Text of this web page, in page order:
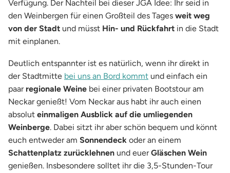
Verfügung. Der Nachteil bei dieser JGA Idee: Ihr seid in
den Weinbergen für einen Großteil des Tages weit weg
von der Stadt und müsst Hin- und Rückfahrt in die Stadt
mit einplanen.
Deutlich entspannter ist es natürlich, wenn ihr direkt in
der Stadtmitte bei uns an Bord kommt und einfach ein
paarregionale Weine bei einer privaten Bootstour am
Neckar genießt! Vom Neckar aus habt ihr auch einen
absolut einmaligen Ausblick auf die umliegenden
Weinberge. Dabei sitzt ihr aber schön bequem und könnt
euch entweder am Sonnendeck oder an einem
Schattenplatz zurücklehnen und euerGläschen Wein
genießen. Insbesondere solltet ihr die 3,5-Stunden-Tour